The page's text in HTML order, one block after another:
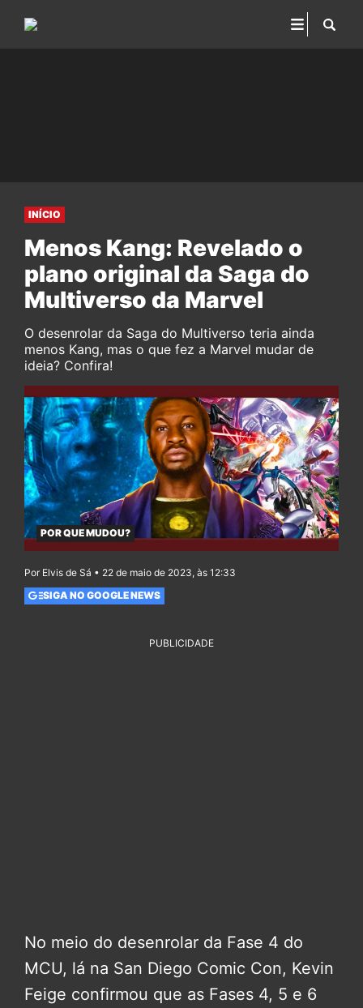
INÍCIO
Menos Kang: Revelado o
plano original da Saga do
Multiverso da Marvel
O desenrolar da Saga do Multiverso teria ainda
menos Kang, mas o que fez a Marvel mudar de
ideia? Confira!
POR QUE MUDOU?
Por Elvis de Sá • 22 de maio de 2023, às 12:33
SIGA NO GOOGLE NEWS
PUBLICIDADE
No meio do desenrolar da Fase 4 do
MCU, lá na San Diego Comic Con, Kevin
Feige confirmou que as Fases 4, 5 e 6